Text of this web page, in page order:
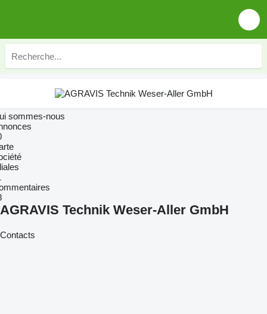
sommes-nous
AGRAVIS Technik Weser-Aller GmbH
Contacts